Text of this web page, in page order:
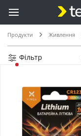
Продукти Живлення
Фільтр